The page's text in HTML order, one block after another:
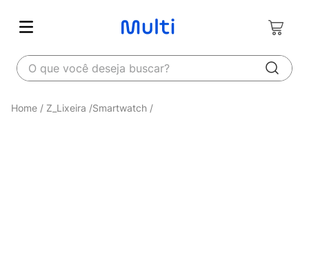
O que você deseja buscar?
Z_Lixeira Smartwatch